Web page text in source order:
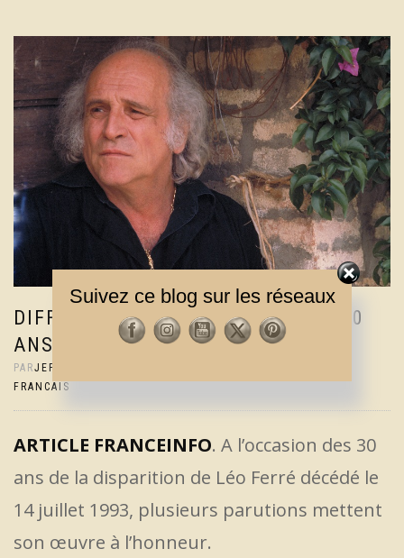
DIFFÉRENTES SORTIES POUR LES 30
ANS DE LA MORT DE LÉO FERRÉ
PARJEF
FRANCAIS
ARTICLE FRANCEINFO. A l’occasion des 30
ans de la disparition de Léo Ferré décédé le
14 juillet 1993, plusieurs parutions mettent
son œuvre à l’honneur.
Suivez ce blog sur les réseaux